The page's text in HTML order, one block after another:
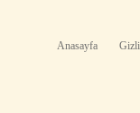
Anasayfa